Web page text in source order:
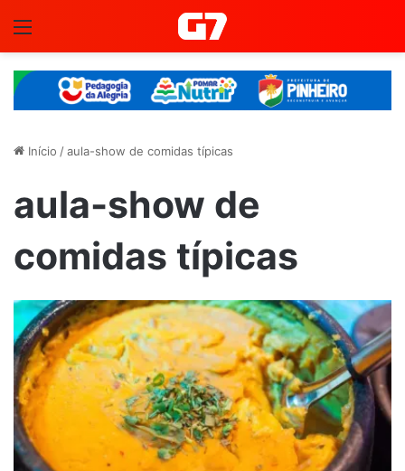
Início /aula-show de comidas típicas
aula-show de
comidas típicas